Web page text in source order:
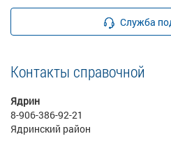
Служба
Контакты справочной
Ядрин
8-906-386-92-21
Ядринский район